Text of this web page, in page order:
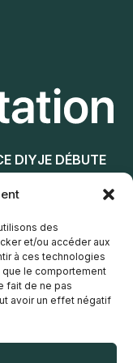
des
et/ou accéder aux
à ces technologies
le comportement
fait de ne pas
avoir un effet négatif
au panier
DIYJE DÉBUTE